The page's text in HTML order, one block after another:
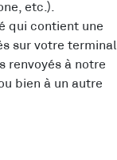
etc.).
qui contient une
sur votre terminal
renvoyés à notre
bien à un autre